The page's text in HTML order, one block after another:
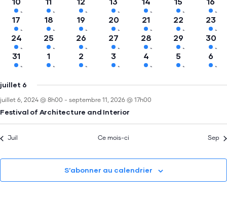
17
18 19 20 21 22
23
24
25 26 27 28 29
30
31
1 2 3 4 5 6
juillet 6
juillet 6, 2024 @ 8h00 - septembre 11, 2026 @ 17h00
Festival of Architecture and Interior
Juil Ce mois-ci Sep
S’abonner au calendrier